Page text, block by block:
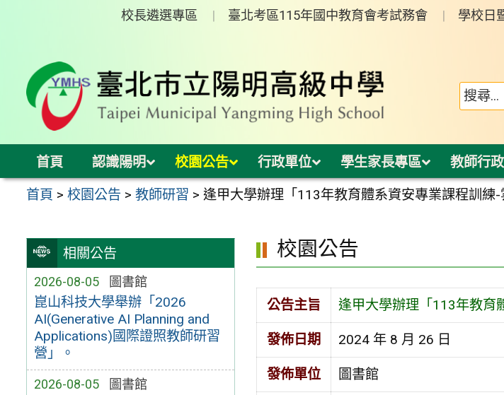
校長遴選專區 臺北考區115年國中教育會考試務會 學校日
首頁 認識陽明 校園公告 行政單位 學生家長專區 教師行
首頁 >校園公告 >教師研習 >逢甲大學辦理「113年教育體系資安專業課程訓練
相關公告
2026-08-05 圖書館
崑山科技大學舉辦「2026
AI(Generative AI Planning and
Applications)國際證照教師研習
營」。
2026-08-05 圖書館
校園公告
公告主旨 逢甲大學辦理「113年教育
發佈日期 2024 年 8 月 26 日
發佈單位 圖書館